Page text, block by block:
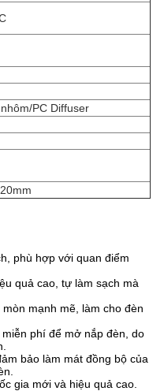
PC Diffuser
phù hợp với quan điểm
quả cao, tự làm sạch mà
mạnh mẽ, làm cho đèn
phí để mở nắp đèn, do
bảo làm mát đồng bộ của
gia mới và hiệu quả cao.